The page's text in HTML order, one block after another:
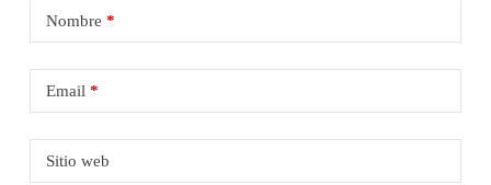
Nombre *
Email *
Sitio web